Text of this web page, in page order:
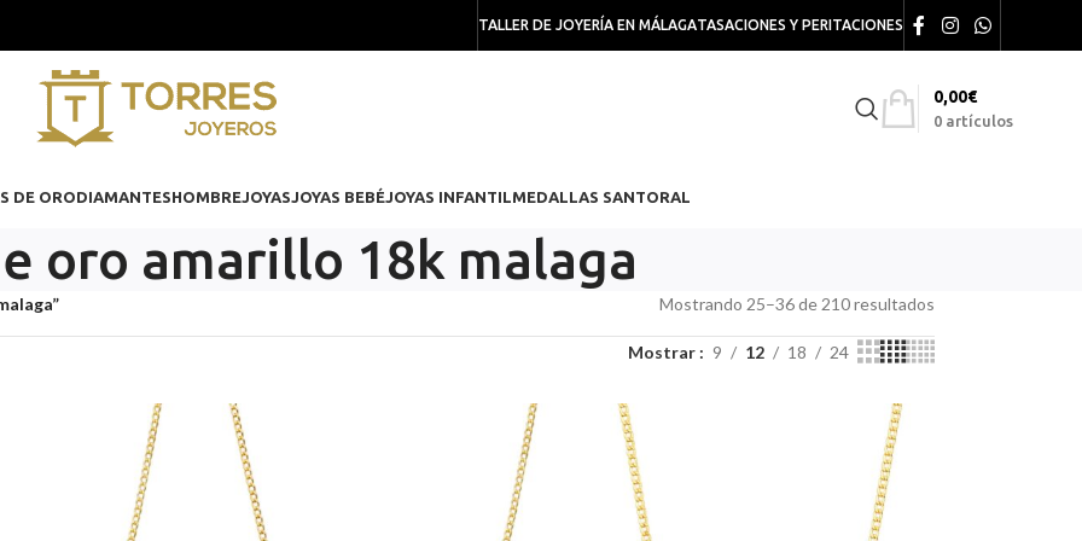
TALLER DE JOYERÍA EN MÁLAGATASACIONES Y PERITACIONES
0 artículos
0,00€
DE ORODIAMANTESHOMBREJOYASJOYAS BEBÉJOYAS INFANTILMEDALLAS SANTORAL
oro amarillo 18k malaga
Mostrando 25–36 de 210 resultados
Mostrar 9 12 18 24